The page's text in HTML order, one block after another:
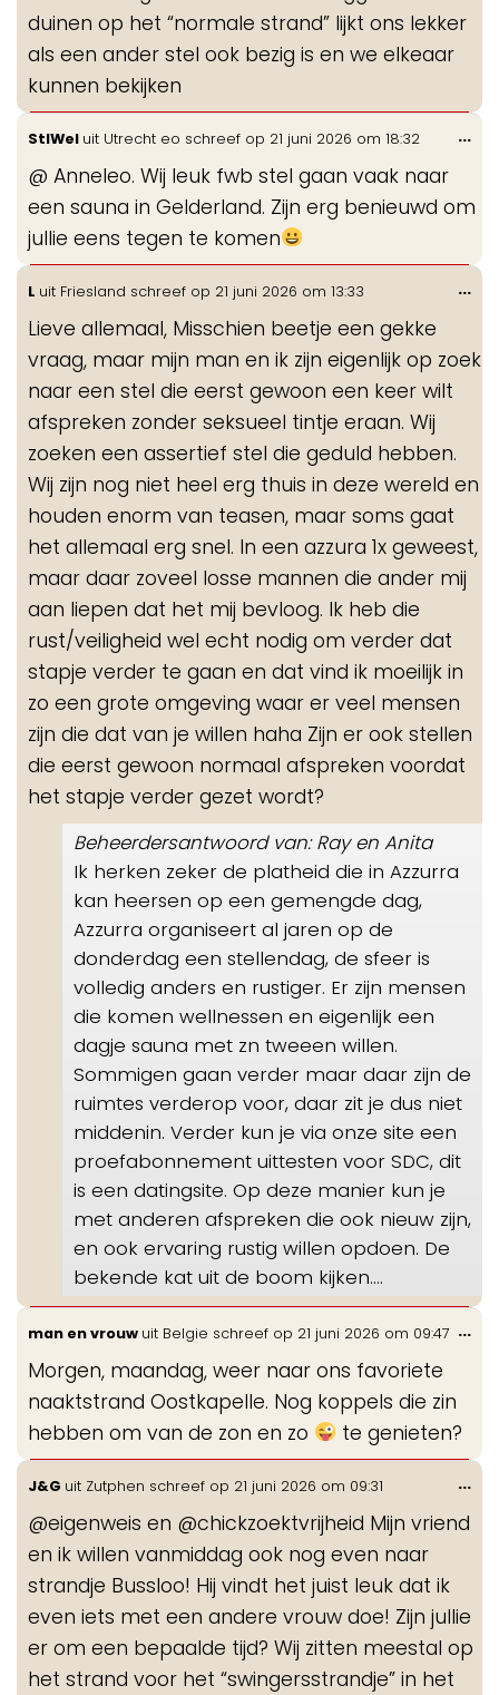
duinen op het “normale strand” lijkt ons lekker
als een ander stel ook bezig is en we elkeaar
kunnen bekijken
StlWel uit Utrecht eo schreef op 21 juni 2026 om 18:32
@ Anneleo. Wij leuk fwb stel gaan vaak naar
een sauna in Gelderland. Zijn erg benieuwd om
jullie eens tegen te komen
...
L uit Friesland schreef op 21 juni 2026 om 13:33
Lieve allemaal, Misschien beetje een gekke
vraag, maar mijn man en ik zijn eigenlijk op zoek
naar een stel die eerst gewoon een keer wilt
afspreken zonder seksueel tintje eraan. Wij
zoeken een assertief stel die geduld hebben.
Wij zijn nog niet heel erg thuis in deze wereld en
houden enorm van teasen, maar soms gaat
het allemaal erg snel. In een azzura 1x geweest,
maar daar zoveel losse mannen die ander mij
aan liepen dat het mij bevloog. Ik heb die
rust/veiligheid wel echt nodig om verder dat
stapje verder te gaan en dat vind ik moeilijk in
zo een grote omgeving waar er veel mensen
zijn die dat van je willen haha Zijn er ook stellen
die eerst gewoon normaal afspreken voordat
het stapje verder gezet wordt?
Beheerdersantwoord van: Ray en Anita
Ik herken zeker de platheid die in Azzurra
kan heersen op een gemengde dag,
Azzurra organiseert al jaren op de
donderdag een stellendag, de sfeer is
volledig anders en rustiger. Er zijn mensen
die komen wellnessen en eigenlijk een
dagje sauna met zn tweeen willen.
Sommigen gaan verder maar daar zijn de
ruimtes verderop voor, daar zit je dus niet
middenin. Verder kun je via onze site een
proefabonnement uittesten voor SDC, dit
is een datingsite. Op deze manier kun je
met anderen afspreken die ook nieuw zijn,
en ook ervaring rustig willen opdoen. De
bekende kat uit de boom kijken....
...
man en vrouw uit Belgie schreef op 21 juni 2026 om 09:47
Morgen, maandag, weer naar ons favoriete
naaktstrand Oostkapelle. Nog koppels die zin
hebben om van de zon en zo
te genieten?
...
J&G uit Zutphen schreef op 21 juni 2026 om 09:31
@eigenweis en @chickzoektvrijheid Mijn vriend
en ik willen vanmiddag ook nog even naar
strandje Bussloo! Hij vindt het juist leuk dat ik
even iets met een andere vrouw doe! Zijn jullie
er om een bepaalde tijd? Wij zitten meestal op
het strand voor het “swingersstrandje” in het
...